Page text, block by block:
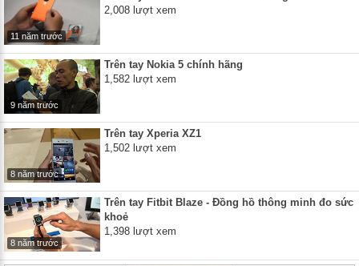
11 năm trước
2,008 lượt xem
9 năm trước
Trên tay Nokia 5 chính hãng
1,582 lượt xem
8 năm trước
Trên tay Xperia XZ1
1,502 lượt xem
8 năm trước
Trên tay Fitbit Blaze - Đồng hồ thông minh đo sức
khoẻ
1,398 lượt xem